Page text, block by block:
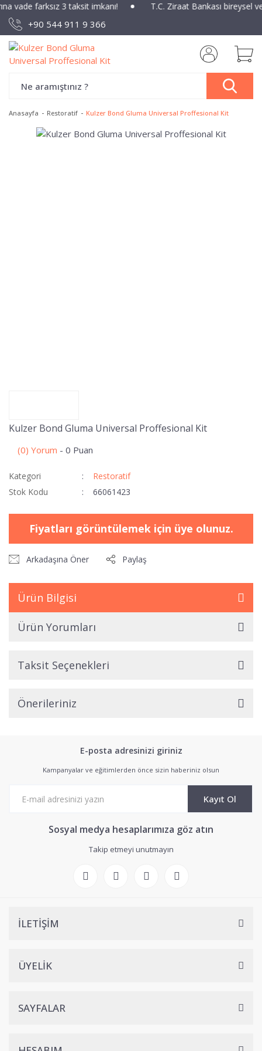
vade farksız 3 taksit imkanı! T.C. Ziraat Bankası bireysel
+90 544 911 9 366
Anasayfa Restoratif Kulzer Bond Gluma Universal Proffesional Kit
Kulzer Bond Gluma Universal Proffesional Kit
(0) Yorum - 0 Puan
Kategori
Restoratif
Stok Kodu
66061423
Fiyatları görüntülemek için üye olunuz.
Arkadaşına Öner Paylaş
Ürün Bilgisi
Ürün Yorumları
Taksit Seçenekleri
Önerileriniz
E-posta adresinizi giriniz
Kampanyalar ve eğitimlerden önce sizin haberiniz olsun
Kayıt Ol
Sosyal medya hesaplarımıza göz atın
Takip etmeyi unutmayın
İLETİŞİM
ÜYELİK
SAYFALAR